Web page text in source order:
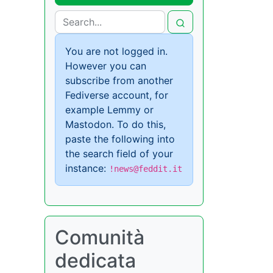
You are not logged in.
However you can
subscribe from another
Fediverse account, for
example Lemmy or
Mastodon. To do this,
paste the following into
the search field of your
instance: !news@feddit.it
Comunità
dedicata